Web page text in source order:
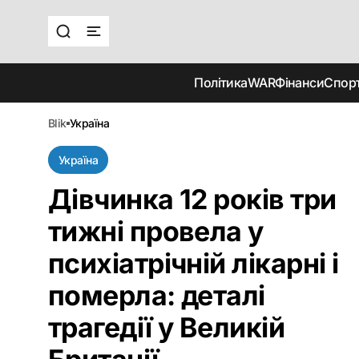
ПолітикаWARФінанси
blik україна
Україна
Дівчинка 12 років три
тижні провела у
психіатрічній лікарні і
померла: деталі
трагедії у Великій